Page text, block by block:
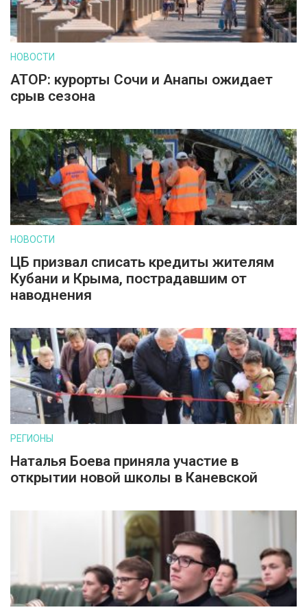
НОВОСТИ
АТОР: курорты Сочи и Анапы ожидает
срыв сезона
НОВОСТИ
ЦБ призвал списать кредиты жителям
Кубани и Крыма, пострадавшим от
наводнения
РЕГИОНЫ
Наталья Боева приняла участие в
открытии новой школы в Каневской